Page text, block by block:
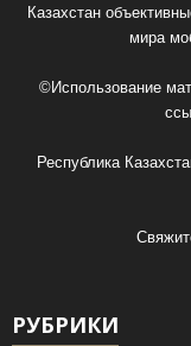
Казахстан
мира
©Использование
Республика
РУБРИКИ